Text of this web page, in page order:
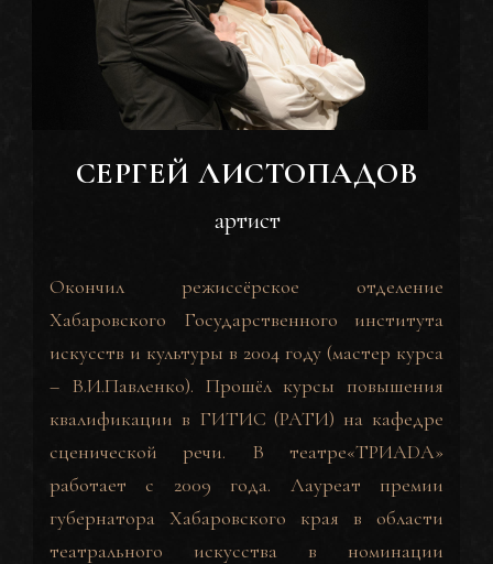
СЕРГЕЙ ЛИСТОПАДОВ
артист
Окончил режиссёрское отделение
Хабаровского Государственного института
искусств и культуры в 2004 году (мастер курса
– В.И.Павленко). Прошёл курсы повышения
квалификации в ГИТИС (РАТИ) на кафедре
сценической речи. В театре«ТРИАDА»
работает с 2009 года. Лауреат премии
губернатора Хабаровского края в области
театрального искусства в номинации